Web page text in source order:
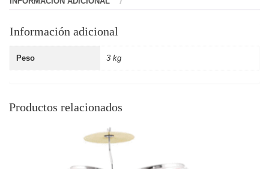
Información adicional
Peso 3 kg
Productos relacionados